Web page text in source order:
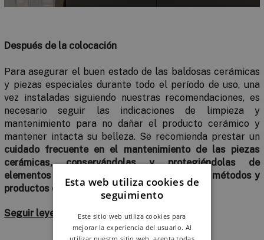
Después de la colocación
Para asegurar el buen estado de las baldosas cerámicas
y piezas especiales durante todo el período de uso, una
vez instaladas siguiendo nuestras recomendaciones, es
necesario seguir las indicaciones de limpieza y
mantenimiento para no dañar el producto cerámico y
mantener intacta su belleza. Se recomienda prestar un
cuidado frecuente en el mantenimiento de las piezas
cerámicas, conservándolas y protegiéndolas de
elementos o ambientes agresivos, y evitando métodos y
productos de limpieza abrasivos.
Seguir leyendo
Esta web utiliza cookies de
seguimiento
Este sitio web utiliza cookies para
mejorar la experiencia del usuario. Al